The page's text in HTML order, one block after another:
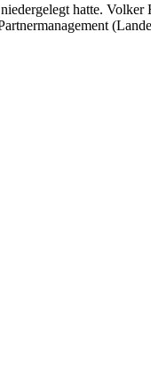
hatte.